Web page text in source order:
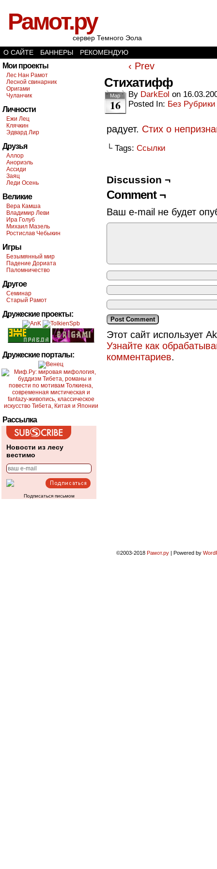
Рамот.ру
сервер Темного Эола
О САЙТЕ
БАННЕРЫ РЕКОМЕНДУЮ
Мои проекты
Лес Нан Рамот
Лесной свинарник
Оригами
Чуланчик
Личности
Ежи Лец
Клячкин
Эдвард Лир
Друзья
Аллор
Анориэль
Ассиди
Заяц
Леди Осень
Великие
Вера Камша
Владимир Леви
Ира Голуб
Михаил Мазель
Ростислав Чебыкин
Игры
Безымянный мир
Падение Дориата
Паломничество
Другое
Семинар
Старый Рамот
Дружеские проекты:
Дружеские порталы:
Рассылка
Новости из лесу
вестимо
Подписаться письмом
‹ Prev
Стихатифф
Мар
16
By DarkEol on
Posted In: Без Рубрики
радует. Стих о
└ Tags: Ссылки
Discussion ¬
Comment ¬
Ваш e-mail не будет
Этот сайт использует
Узнайте как
комментариев.
©2003-2018 Рамот.ру | Powered by